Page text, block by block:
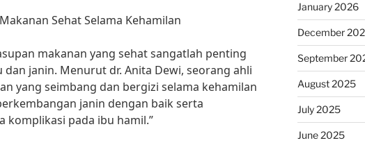
Sehat Selama Kehamilan
makanan yang sehat sangatlah penting
janin. Menurut dr. Anita Dewi, seorang ahli
yang seimbang dan bergizi selama kehamilan
janin dengan baik serta
komplikasi pada ibu hamil.”
January 2026
December
September
August 2025
July 2025
June 2025